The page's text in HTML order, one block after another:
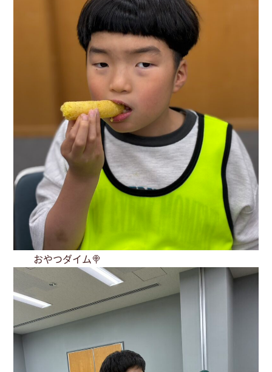
おやつダイム🍭